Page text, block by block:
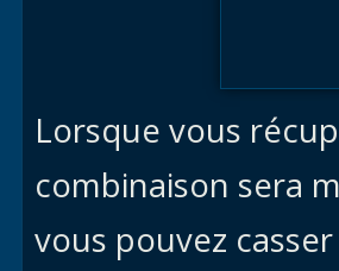
Lorsque vous
combinaison sera
vous pouvez